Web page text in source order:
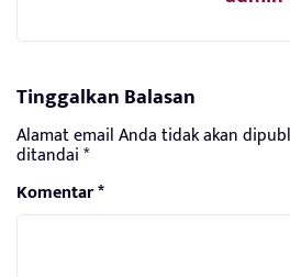
Tinggalkan Balasan
Alamat email Anda tidak akan
ditandai*
Komentar*